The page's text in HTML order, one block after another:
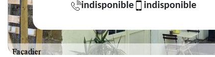
indisponible indisponible